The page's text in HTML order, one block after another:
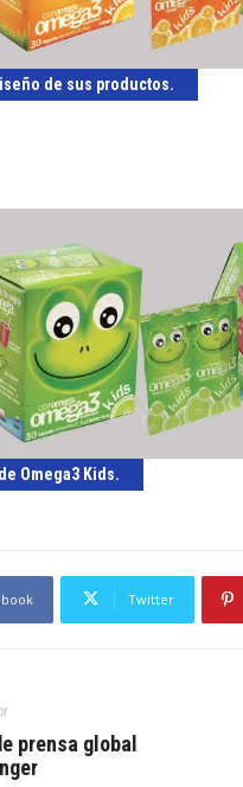
de sus productos.
Omega3 Kids.
Twitter
prensa global